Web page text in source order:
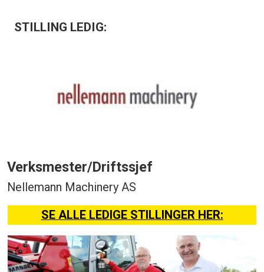
STILLING LEDIG:
Verksmester/Driftssjef
Nellemann Machinery AS
SE ALLE LEDIGE STILLINGER HER: